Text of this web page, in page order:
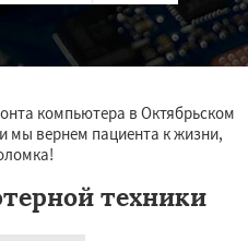
компьютера в Октябрьском
мы вернем пациента к жизни,
техники